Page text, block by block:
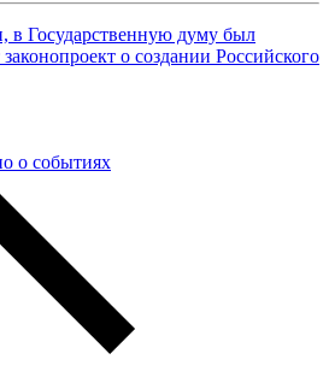
в Государственную думу был
о создании Российского